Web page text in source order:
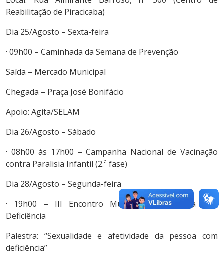
Reabilitação de Piracicaba)
Dia 25/Agosto – Sexta-feira
· 09h00 – Caminhada da Semana de Prevenção
Saída – Mercado Municipal
Chegada – Praça José Bonifácio
Apoio: Agita/SELAM
Dia 26/Agosto – Sábado
· 08h00 às 17h00 – Campanha Nacional de Vacinação
contra Paralisia Infantil (2.ª fase)
Dia 28/Agosto – Segunda-feira
· 19h00 – III Encontro Municipal da Pessoa com
Deficiência
Palestra: “Sexualidade e afetividade da pessoa com
deficiência”